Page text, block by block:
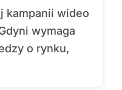
wymaga
o rynku,